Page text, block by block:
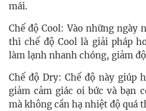
mái.
Chế độ Cool: Vào những ngày
thì chế độ Cool là giải pháp
làm lạnh nhanh chóng, giảm
Chế độ Dry: Chế độ này giúp
giảm cảm giác oi bức và bạn
mà không cần hạ nhiệt độ quá